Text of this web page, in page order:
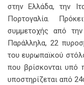
στην Ελλάδα, την
Πορτογαλία.
συμμετοχής από
Παράλληλα, 22
του ευρωπαϊκού
που βρίσκονται υπό
υποστηρίζεται από